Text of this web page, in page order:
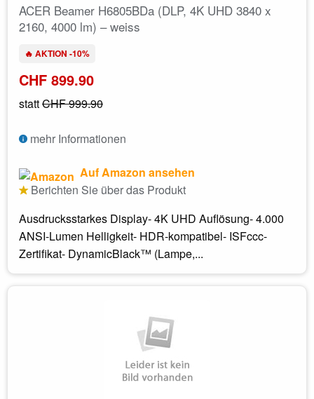
ACER Beamer H6805BDa (DLP, 4K UHD 3840 x
2160, 4000 lm) – weiss
🔥 AKTION -10%
CHF 899.90
stattCHF 999.90
mehr Informationen
Auf Amazon ansehen
Berichten Sie über das Produkt
Ausdrucksstarkes Display- 4K UHD Auflösung- 4.000
ANSI-Lumen Helligkeit- HDR-kompatibel- ISFccc-
Zertifikat- DynamicBlack™ (Lampe,...